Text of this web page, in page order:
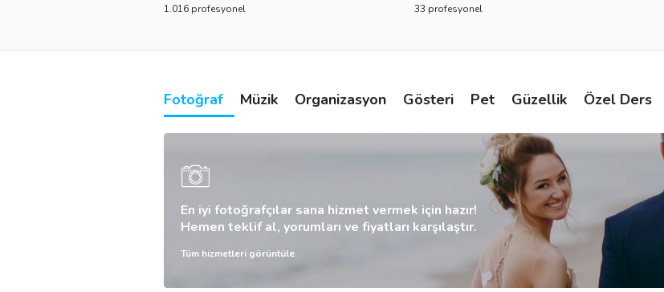
1.016 profesyonel 33 profesyonel
Fotoğraf Müzik Organizasyon Gösteri Pet Güzellik Özel Ders
En iyi fotoğrafçılar sana hizmet vermek için hazır!
Hemen teklif al, yorumları ve fiyatları karşılaştır.
Tüm hizmetleri görüntüle